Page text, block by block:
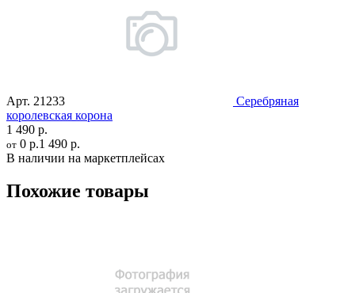
Арт. 21233
Серебряная
королевская корона
1 490 р.
от 0 р.1 490 р.
В наличии на маркетплейсах
Похожие товары